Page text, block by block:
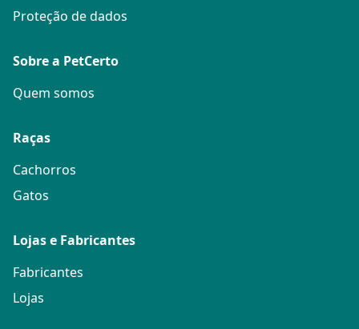
Proteção de dados
Sobre a PetCerto
Quem somos
Raças
Cachorros
Gatos
Lojas e Fabricantes
Fabricantes
Lojas